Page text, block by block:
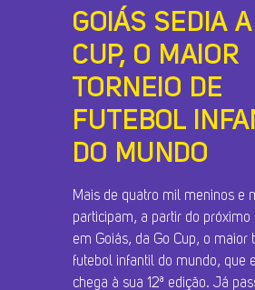
GOIÁS SEDIA
CUP, O MAIOR
TORNEIO DE
FUTEBOL
DO MUNDO
Mais de quatro mil meninos e
participam, a partir do próximo
em Goiás, da Go Cup, o maior
futebol infantil do mundo, que
chega à sua 12ª edição. Já